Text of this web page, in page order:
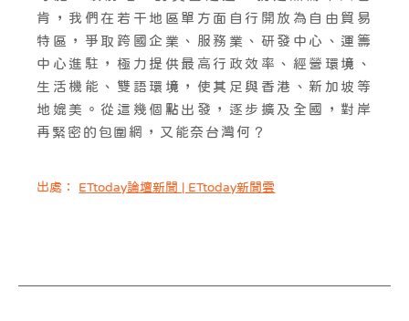
肯，我們在若干地區單方面自行開放為自由貿易
特區，爭取跨國企業、服務業、研發中心、運籌
中心進駐，極力提供最高行政效率、經營環境、
生活機能、雙語環境，使其足與香港、新加坡等
地媲美。從這幾個點出發，逐步擴及全國，對岸
再緊密的包圍網，又能奈台灣何？
出處： ETtoday論壇新聞 | ETtoday新聞雲